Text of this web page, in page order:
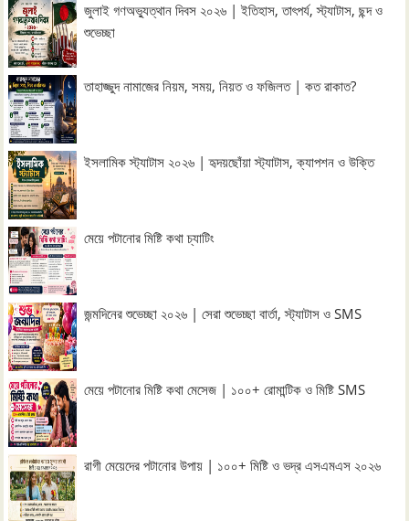
জুলাই গণঅভ্যুত্থান দিবস ২০২৬ | ইতিহাস, তাৎপর্য, স্ট্যাটাস, ছন্দ ও
শুভেচ্ছা
তাহাজ্জুদ নামাজের নিয়ম, সময়, নিয়ত ও ফজিলত | কত রাকাত?
ইসলামিক স্ট্যাটাস ২০২৬ | হৃদয়ছোঁয়া স্ট্যাটাস, ক্যাপশন ও উক্তি
মেয়ে পটানোর মিষ্টি কথা চ্যাটিং
জন্মদিনের শুভেচ্ছা ২০২৬ | সেরা শুভেচ্ছা বার্তা, স্ট্যাটাস ও SMS
মেয়ে পটানোর মিষ্টি কথা মেসেজ | ১০০+ রোমান্টিক ও মিষ্টি SMS
রাগী মেয়েদের পটানোর উপায় | ১০০+ মিষ্টি ও ভদ্র এসএমএস ২০২৬